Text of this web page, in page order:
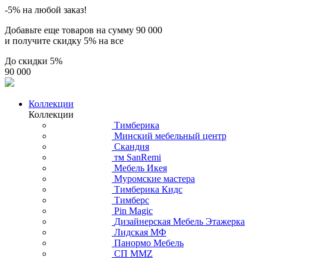
-5% на любой заказ!
Добавьте еще товаров на сумму 90 000
и получите скидку 5% на все
До скидки 5%
90 000
Коллекции
Коллекции
Тимберика
Минский мебельный центр
Скандия
тм SanRemi
Мебель Икея
Муромские мастера
Тимберика Кидс
Тимберс
Pin Magic
Дизайнерская Мебель Этажерка
Лидская МФ
Панормо Мебель
СП ММZ